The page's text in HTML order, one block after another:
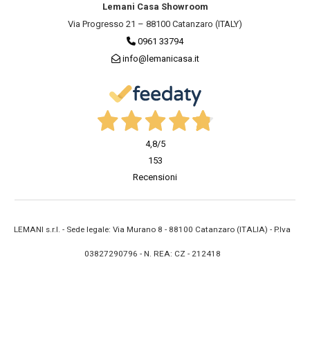
Lemani Casa Showroom
Via Progresso 21 – 88100 Catanzaro (ITALY)
0961 33794
info@lemanicasa.it
4,8/5
153
Recensioni
LEMANI s.r.l. - Sede legale: Via Murano 8 - 88100 Catanzaro (ITALIA) - P.Iva
03827290796 - N. REA: CZ - 212418